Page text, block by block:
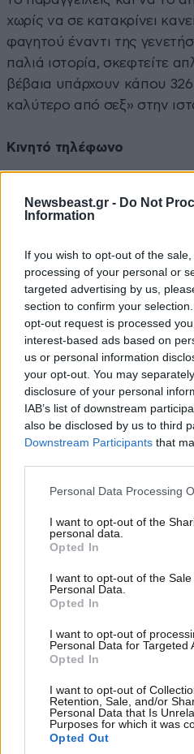
Newsbeast.gr - Do Not
Information
If you wish to opt-out of the
processing of your personal or
targeted advertising by us,
section to confirm your
opt-out request is processed
interest-based ads based on
us or personal information
your opt-out. You may
disclosure of your personal
IAB’s list of downstream
also be disclosed by us to third
Downstream Participants that
Please note that this website/
not limited to your visit or usage
grant or deny consent to
use your data for below
consent section.
Personal Data Processing
I want to opt-out of the
personal data.
Opted In
I want to opt-out of the
Personal Data.
Opted In
I want to opt-out of
Personal Data for Targeted
Opted In
I want to opt-out of
Retention, Sale, and/or
Personal Data that Is
Purposes for which it was
Opted Out
χωρίς να σε κατακρίνει
φαγητού έναντι της
παλιά ιστορία, σκεφτείτε
βέβαια υπάρχουν κάπου 326
καλύτερο από σεξ» στην
Κινητό τηλέφωνο
Έρευνα που
άντρες, προτιμά να
κινητό τους για έναν μήνα.